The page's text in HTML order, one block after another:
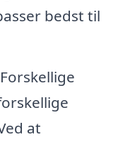
bedst til
Forskellige
at